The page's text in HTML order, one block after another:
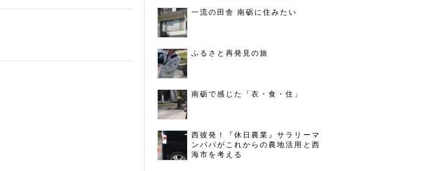
一流の田舎 南砺に住みたい
ふるさと再発見の旅
南砺で感じた「衣・食・住」
西彼発！『休日農業』サラリーマ
ンパパがこれからの農地活用と西
海市を考える